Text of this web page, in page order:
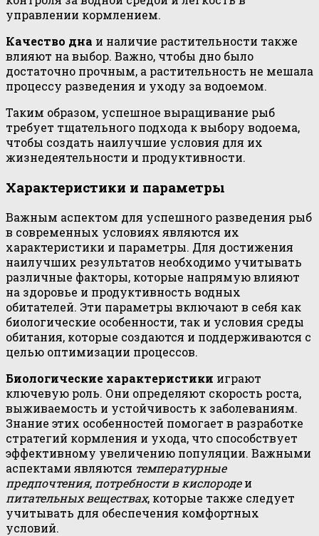
управлении кормлением.
Качество дна и наличие растительности также
влияют на выбор. Важно, чтобы дно было
достаточно прочным, а растительность не мешала
процессу разведения и уходу за водоемом.
Таким образом, успешное выращивание рыб
требует тщательного подхода к выбору водоема,
чтобы создать наилучшие условия для их
жизнедеятельности и продуктивности.
Характеристики и параметры
Важным аспектом для успешного разведения рыб
в современных условиях являются их
характеристики и параметры. Для достижения
наилучших результатов необходимо учитывать
различные факторы, которые напрямую влияют
на здоровье и продуктивность водных
обитателей. Эти параметры включают в себя как
биологические особенности, так и условия среды
обитания, которые создаются и поддерживаются с
целью оптимизации процессов.
Биологические характеристики играют
ключевую роль. Они определяют скорость роста,
выживаемость и устойчивость к заболеваниям.
Знание этих особенностей помогает в разработке
стратегий кормления и ухода, что способствует
эффективному увеличению популяции. Важными
аспектами являются температурные
предпочтения, потребности в кислородеи
питательных веществах, которые также следует
учитывать для обеспечения комфортных
условий.